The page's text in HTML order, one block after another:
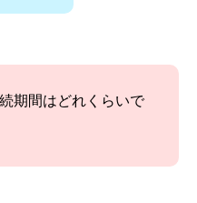
期間はどれくらいで